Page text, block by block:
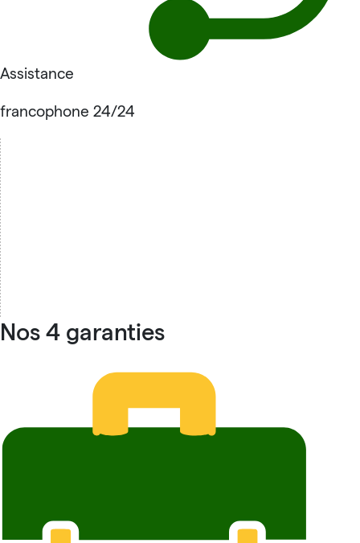
Assistance
francophone 24/24
Nos 4 garanties